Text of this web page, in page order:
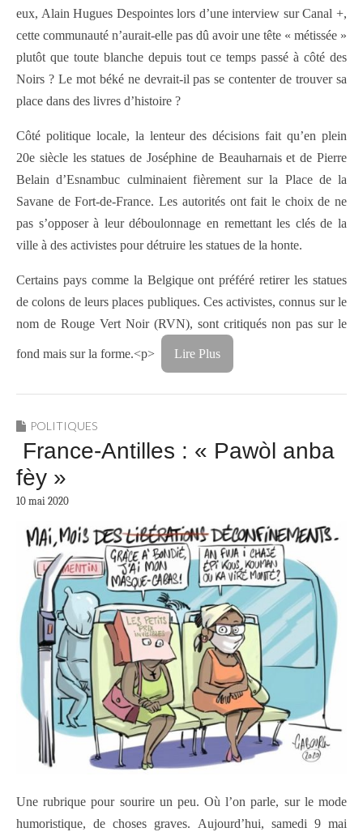
eux, Alain Hugues Despointes lors d’une interview sur Canal +,
cette communauté n’aurait-elle pas dû avoir une tête « métissée »
plutôt que toute blanche depuis tout ce temps passé à côté des
Noirs ? Le mot béké ne devrait-il pas se contenter de trouver sa
place dans des livres d’histoire ?
Côté politique locale, la lenteur des décisions fait qu’en plein
20e siècle les statues de Joséphine de Beauharnais et de Pierre
Belain d’Esnambuc culminaient fièrement sur la Place de la
Savane de Fort-de-France. Les autorités ont fait le choix de ne
pas s’opposer à leur déboulonnage en remettant les clés de la
ville à des activistes pour détruire les statues de la honte.
Certains pays comme la Belgique ont préféré retirer les statues
de colons de leurs places publiques. Ces activistes, connus sur le
nom de Rouge Vert Noir (RVN), sont critiqués non pas sur le
fond mais sur la forme.<p> Lire Plus
POLITIQUES
France-Antilles : « Pawòl anba
fèy »
10 mai 2020
Une rubrique pour sourire un peu. Où l’on parle, sur le mode
humoristique, de choses graves. Aujourd’hui, samedi 9 mai